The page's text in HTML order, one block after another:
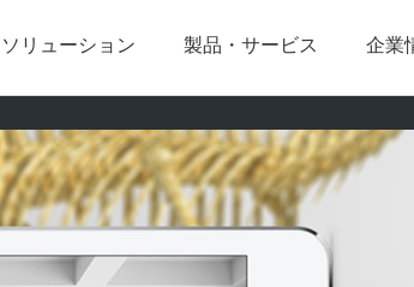
ソリューション
業界向け 医療業界向け
製品・サービス
Check+
de サーベイ ピタコン
企業
つ 企業理念･社是
ジ エム･ソフトに
ーンシップ よくある質問